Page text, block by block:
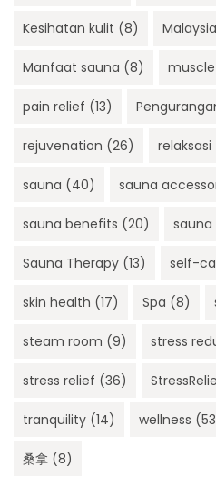
Kesihatan kulit (8) Malaysia
Manfaat sauna (8)
pain relief (13)
rejuvenation (26) relaksasi
sauna (40) sauna
sauna benefits (20) sauna
Sauna Therapy (13) self-
skin health (17) Spa (8)
steam room (9) stress
stress relief (36)
tranquility (14) wellness
桑拿 (8)